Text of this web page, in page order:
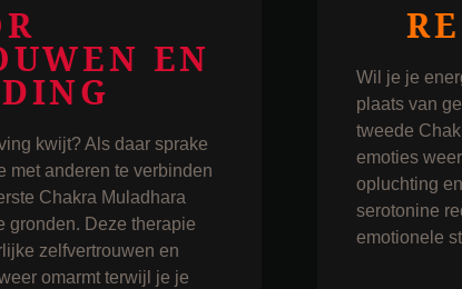
EN
kwijt? Als daar sprake
met anderen te verbinden
Chakra Muladhara
gronden. Deze therapie
zelfvertrouwen en
omarmt terwijl je je
Wil je je
plaats van
tweede
emoties
opluchting
serotonine
emotionele